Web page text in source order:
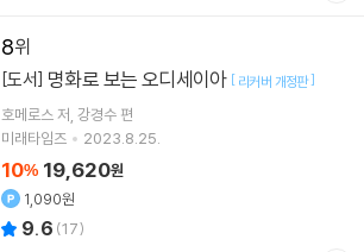
8
[도서] 명화로 보는 오디세이아 [ 리커버 개정판]
호메로스 저 강경수 편
미래타임즈
2023.8.25.
10% 19,620원
1,090원
9.6 (17)